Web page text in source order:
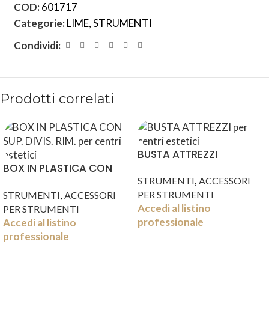
COD:601717
Categorie:LIME,STRUMENTI
Condividi:
Prodotti correlati
BOX IN PLASTICA CON
STRUMENTI, ACCESSORI
PER STRUMENTI
Accedi al listino
professionale
BUSTA ATTREZZI
STRUMENTI, ACCESSORI
PER STRUMENTI
Accedi al listino
professionale